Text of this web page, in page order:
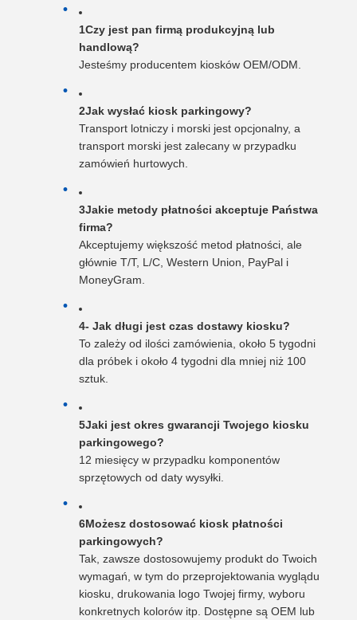
1Czy jest pan firmą produkcyjną lub
handlową?
Jesteśmy producentem kiosków OEM/ODM.
2Jak wysłać kiosk parkingowy?
Transport lotniczy i morski jest opcjonalny, a
transport morski jest zalecany w przypadku
zamówień hurtowych.
3Jakie metody płatności akceptuje Państwa
firma?
Akceptujemy większość metod płatności, ale
głównie T/T, L/C, Western Union, PayPal i
MoneyGram.
4- Jak długi jest czas dostawy kiosku?
To zależy od ilości zamówienia, około 5 tygodni
dla próbek i około 4 tygodni dla mniej niż 100
sztuk.
5Jaki jest okres gwarancji Twojego kiosku
parkingowego?
12 miesięcy w przypadku komponentów
sprzętowych od daty wysyłki.
6Możesz dostosować kiosk płatności
parkingowych?
Tak, zawsze dostosowujemy produkt do Twoich
wymagań, w tym do przeprojektowania wyglądu
kiosku, drukowania logo Twojej firmy, wyboru
konkretnych kolorów itp. Dostępne są OEM lub